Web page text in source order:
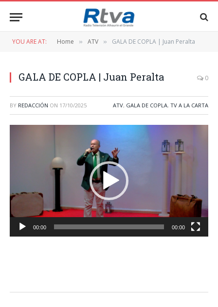
YOU ARE AT: Home » ATV » GALA DE COPLA | Juan Peralta
GALA DE COPLA | Juan Peralta 0
BY REDACCIÓN ON 17/10/2025 ATV, GALA DE COPLA, TV A LA CARTA
00:00 00:00